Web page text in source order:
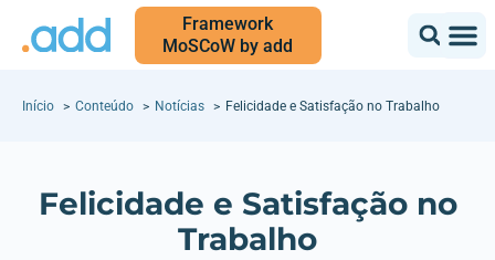
Framework
MoSCoW by add
Início Conteúdo Notícias Felicidade e Satisfação no Trabalho
Felicidade e Satisfação no
Trabalho